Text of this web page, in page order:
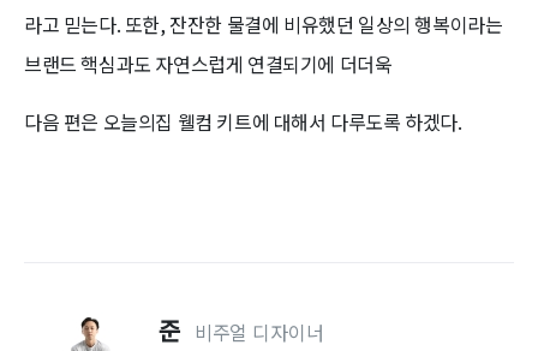
라고 믿는다. 또한, 잔잔한 물결에 비유했던 일상의 행복이라는
브랜드 핵심과도 자연스럽게 연결되기에 더더욱
다음 편은 오늘의집 웰컴 키트에 대해서 다루도록 하겠다.
준 비주얼 디자이너